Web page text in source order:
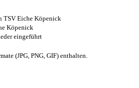
TSV Eiche Köpenick
Köpenick
eingeführt
(JPG, PNG, GIF) enthalten.